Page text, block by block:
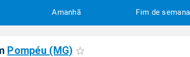
Amanhã Fim de semana
Pompéu (MG)